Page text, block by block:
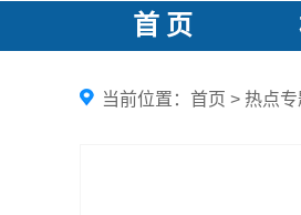
首 页
当前位置： 首页 > 热点专